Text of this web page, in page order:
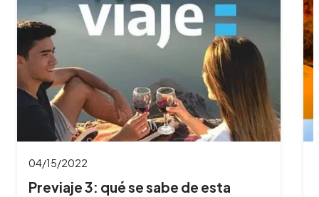
04/04/2022
Se viene el Festival gastronómico